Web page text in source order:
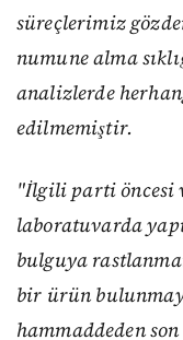
süreçlerimiz
numune alma
analizlerde
edilmemiştir.
"İlgili parti öncesi
laboratuvarda
bulguya
bir ürün
hammaddeden